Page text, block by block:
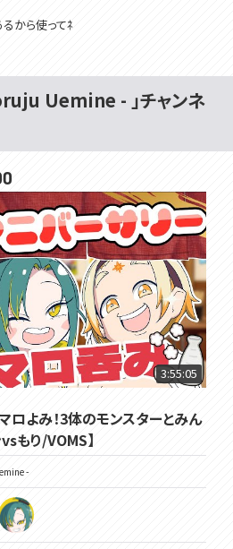
から使ってﾈ
k
杯
ついて
わります」
したい
ン歴
名は決まってる
ネットで見る
よ」
カイブ追いやすくしたい
▼
決める(茂(仮)が)
…
ル合わせちゃダメだよ
ージ
Uemine - 」チャンネ
3:55:05
マロよみ！3体のモンスターとみん
もり/VOMS】
-